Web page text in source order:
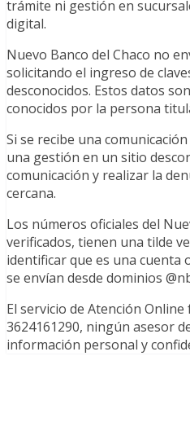
trámite ni gestión en
digital.
Nuevo Banco del Chaco no
solicitando el ingreso de
desconocidos. Estos datos
conocidos por la persona
Si se recibe una
una gestión en un sitio
comunicación y realizar la
cercana.
Los números oficiales del
verificados, tienen una tilde
identificar que es una cuenta
se envían desde dominios
El servicio de Atención
3624161290, ningún asesor
información personal y